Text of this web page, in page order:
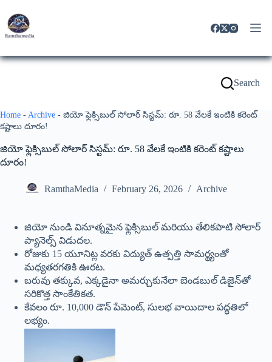
Search
Home - Archive - జియో ఫ్లెక్సిబుల్ సోలార్ సిస్టమ్: రూ. 58 వేలకే ఇంటికి కరెంట్
కష్టాలు దూరం!
జియో ఫ్లెక్సిబుల్ సోలార్ సిస్టమ్: రూ. 58 వేలకే ఇంటికి కరెంట్ కష్టాలు
దూరం!
RamthaMedia February 26, 2026 Archive
జియో నుండి వినూత్నమైన ఫ్లెక్సిబుల్ మరియు తేలికపాటి సోలార్
ప్యానెల్స్ విడుదల.
రోజుకు 15 యూనిట్ల వరకు విద్యుత్ ఉత్పత్తి సామర్థ్యంతో
మధ్యతరగతికి ఊరట.
బరువు తక్కువ, ఎక్కడైనా అమర్చుకునేలా బెండబుల్ డిజైన్‌తో
సరికొత్త సాంకేతికత.
కేవలం రూ. 10,000 డౌన్ పేమెంట్, సులభ వాయిదాల పద్ధతిలో
లభ్యం.